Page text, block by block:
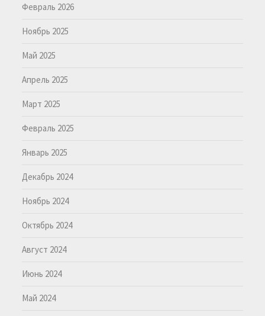
Февраль 2026
Ноябрь 2025
Май 2025
Апрель 2025
Март 2025
Февраль 2025
Январь 2025
Декабрь 2024
Ноябрь 2024
Октябрь 2024
Август 2024
Июнь 2024
Май 2024